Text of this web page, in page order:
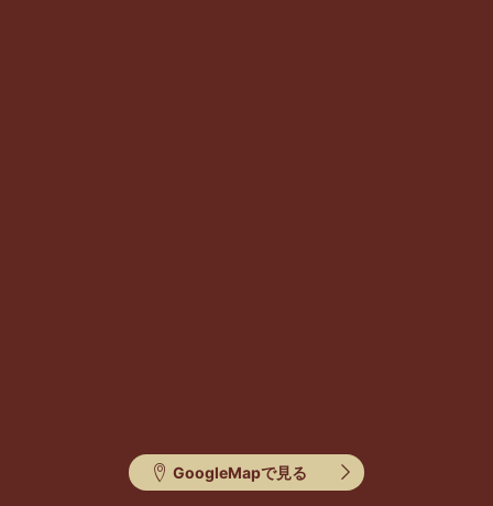
GoogleMapで見る